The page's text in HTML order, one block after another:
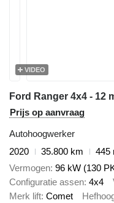
VIDEO
Prijs op aanvraag
Autohoogwerker
2020
35.800 km
445
Vermogen 96 kW (130
Configuratie assen 4x4
Merk lift Comet